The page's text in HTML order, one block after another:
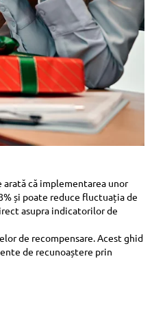
că implementarea unor
și poate reduce fluctuația de
asupra indicatorilor de
de recompensare. Acest ghid
de recunoaștere prin